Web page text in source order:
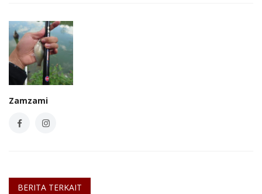
Zamzami
BERITA TERKAIT